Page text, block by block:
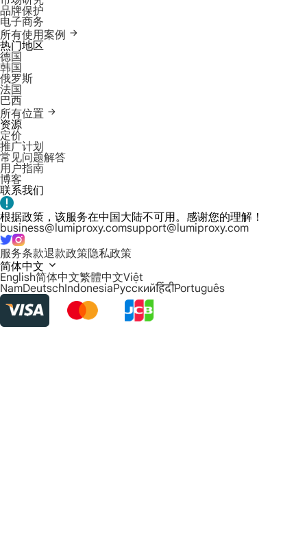
品牌保护
电子商务
所有使用案例
热门地区
德国
韩国
俄罗斯
法国
巴西
所有位置
资源
定价
推广计划
常见问题解答
用户指南
博客
联系我们
根据政策，该服务在中国大陆不可用。感谢您的理解！
business@lumiproxy.comsupport@lumiproxy.com
服务条款退款政策隐私政策
简体中文
English简体中文繁體中文Việt
NamDeutschIndonesiaРусскийहिंदीPortuguês